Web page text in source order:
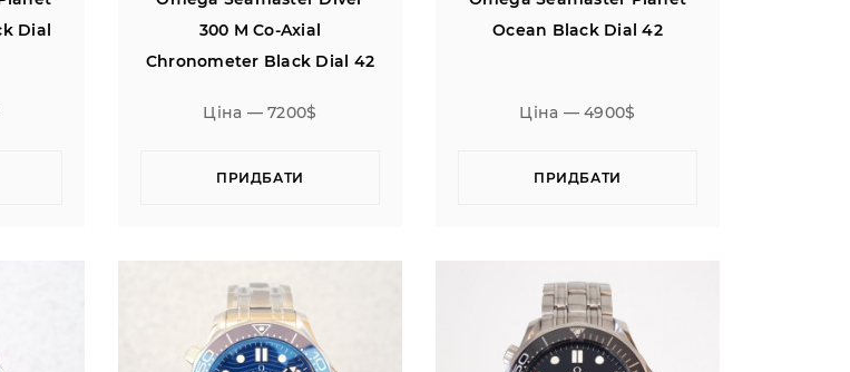
Dial
300 M Co-Axial
Chronometer Black Dial 42
Ціна — 7200$
ПРИДБАТИ
Ocean Black Dial 42
Ціна — 4900$
ПРИДБАТИ